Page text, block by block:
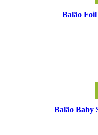
Balão
Balão Baby